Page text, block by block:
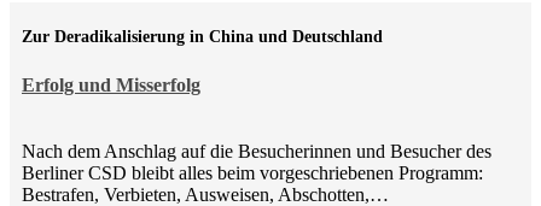
Erfolg und Misserfolg
Zur Deradikalisierung in China und Deutschland
Nach dem Anschlag auf die Besucherinnen und Besucher des
Berliner CSD bleibt alles beim vorgeschriebenen Programm:
Bestrafen, Verbieten, Ausweisen, Abschotten,…